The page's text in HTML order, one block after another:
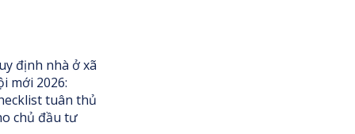
định nhà ở xã
mới 2026:
tuân thủ
chủ đầu tư